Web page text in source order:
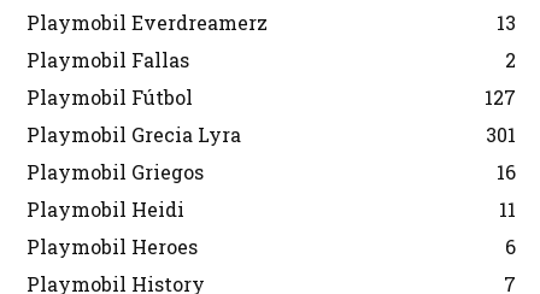
Playmobil Everdreamerz
13
Playmobil Fallas
2
Playmobil Fútbol
127
Playmobil Grecia Lyra
301
Playmobil Griegos
16
Playmobil Heidi
11
Playmobil Heroes
6
Playmobil History
7